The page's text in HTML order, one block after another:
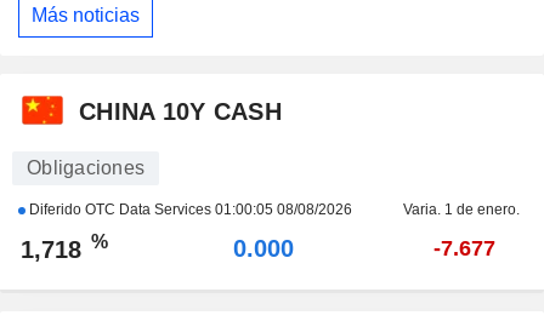
Más noticias
CHINA 10Y CASH
Obligaciones
Diferido OTC Data Services 01:00:05 08/08/2026 Varia. 1 de enero.
1,718 % 0.000 -7.677